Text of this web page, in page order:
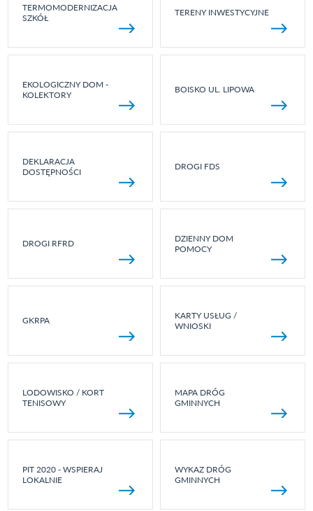
TERMOMODERNIZACJA
SZKÓŁ
TERENY INWESTYCYJNE
EKOLOGICZNY DOM -
KOLEKTORY
BOISKO UL. LIPOWA
DEKLARACJA
DOSTĘPNOŚCI
DROGI FDS
DROGI RFRD
DZIENNY DOM
POMOCY
GKRPA
KARTY USŁUG /
WNIOSKI
LODOWISKO / KORT
TENISOWY
MAPA DRÓG
GMINNYCH
PIT 2020 - WSPIERAJ
LOKALNIE
WYKAZ DRÓG
GMINNYCH